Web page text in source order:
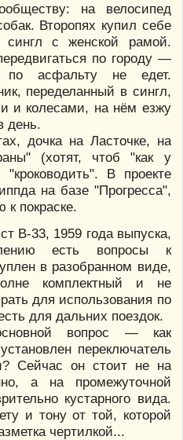
на велосипед
Второпях купил себе
с женской рамой.
по городу —
асфальту не едет.
переделанный в сингл,
и колесами, на нём езжу
день.
дочка на Ласточке, на
(хотят, чтоб "как у
В проекте
на базе "Прогресса",
к покраске.
В-33, 1959 года выпуска,
есть вопросы к
в разобранном виде,
комплектный и не
для использования по
для дальних поездок.
вопрос — как
переключатель
Сейчас он стоит не на
а на промежуточной
кустарного вида.
и тону от той, которой
чертилкой...